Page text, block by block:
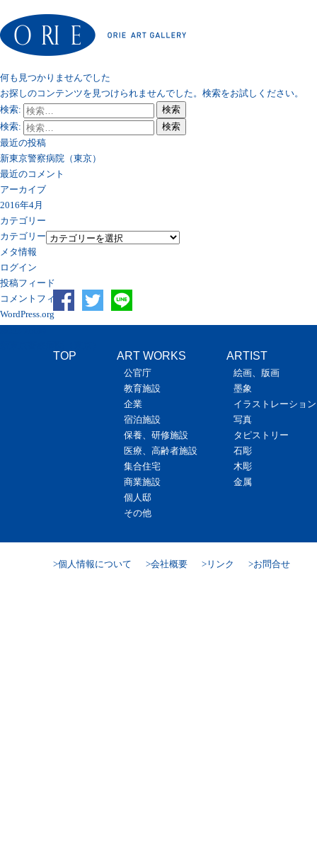
何も見つかりませんでした
お探しのコンテンツを見つけられませんでした。検索をお試しください。
検索:
検索
検索:
検索
最近の投稿
新東京警察病院（東京）
最近のコメント
アーカイブ
2016年4月
カテゴリー
カテゴリー
メタ情報
ログイン
投稿フィード
コメントフィード
WordPress.org
TOP ART WORKS
公官庁
教育施設
企業
宿泊施設
保養、研修施設
医療、高齢者施設
集合住宅
商業施設
個人邸
その他
ARTIST
絵画、版画
墨象
イラストレーション
写真
タピストリー
石彫
木彫
金属
個人情報について 会社概要 リンク お問合せ